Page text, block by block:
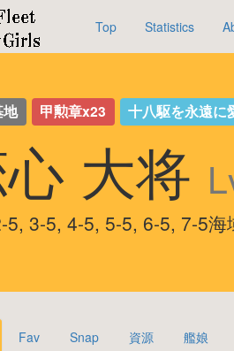
Top Statistics
地 甲勲章x23 十八駆を永遠
大将
5, 3-5, 4-5, 5-5, 6-5, 7-5海
Fav Snap 資源 艦娘